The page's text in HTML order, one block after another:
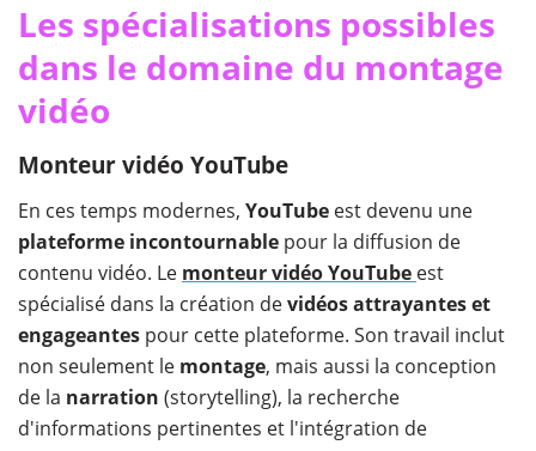
Les spécialisations possibles
dans le domaine du montage
vidéo
Monteur vidéo YouTube
En ces temps modernes, YouTube est devenu une
plateforme incontournable pour la diffusion de
contenu vidéo. Le monteur vidéo YouTube est
spécialisé dans la création devidéos attrayantes et
engageantes pour cette plateforme. Son travail inclut
non seulement le montage, mais aussi la conception
de la narration (storytelling), la recherche
d'informations pertinentes et l'intégration de